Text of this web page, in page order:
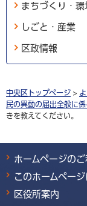
まちづくり・環
しごと・産業
区政情報
中央区トップページ >
民の異動の届出全般に係
きを教えてください。
ホームページの
このホームペー
区役所案内